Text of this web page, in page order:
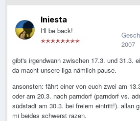
Iniesta
I'll be back!
2007
gibt's irgendwann zwischen 17.3. und 31.3.
da macht unsere liga nämlich pause.
ansonsten: fährt einer von euch zwei am
oder am 20.3. nach parndorf (parndorf vs.
südstadt am 30.3. bei freiem eintritt!). allan
mi beides schwerst razen.